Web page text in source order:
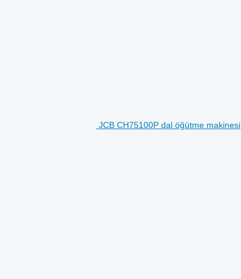
JCB CH75100P dal öğütme makinesi